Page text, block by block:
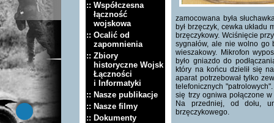
:: Współczesna
łączność
wojskowa
:: Ocalić od
zapomnienia
:: Zbiory
historyczne Wojsk
Łączności
i Informatyki
:: Nasze publikacje
:: Nasze filmy
:: Dokumenty
zamocowana była
był brzęczyk, cewka
brzęczykowy. Wciśnięcie
sygnałów, ale nie wolno go
wieszakowy. Mikrofon
było gniazdo do
który na końcu dzielił się
aparat potrzebował tylko
telefonicznych
się trzy ogniwa połączone
Na przedniej, od dołu,
brzęczykowego.